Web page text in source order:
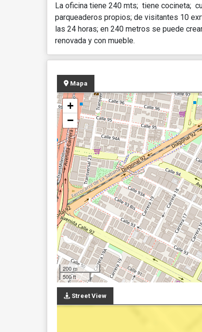
La oficina tiene 240 mts; tiene cocineta;
parqueaderos propios; de visitantes 10
las 24 horas; en 240 metros se puede
renovada y con mueble.
Mapa
+
−
200 m
500 ft
Street View